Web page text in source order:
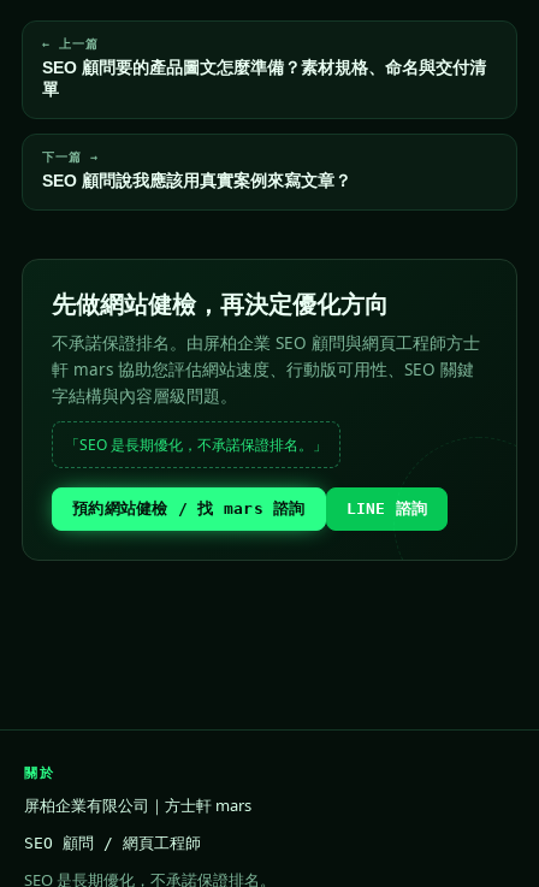
← 上一篇
SEO 顧問要的產品圖文怎麼準備？素材規格、命名與交付清
單
下一篇 →
SEO 顧問說我應該用真實案例來寫文章？
先做網站健檢，再決定優化方向
不承諾保證排名。由屏柏企業 SEO 顧問與網頁工程師方士
軒 mars 協助您評估網站速度、行動版可用性、SEO 關鍵
字結構與內容層級問題。
「SEO 是長期優化，不承諾保證排名。」
預約網站健檢 / 找 mars 諮詢 LINE 諮詢
關於
屏柏企業有限公司｜方士軒 mars
SEO 顧問 / 網頁工程師
SEO 是長期優化，不承諾保證排名。